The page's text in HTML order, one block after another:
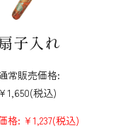
子入れ
常販売価格:
¥1,650(税込)
格: ¥1,237(税込)